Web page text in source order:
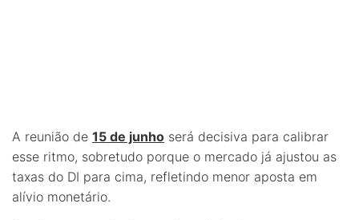
A reunião de 15 de junho será decisiva para calibrar
esse ritmo, sobretudo porque o mercado já ajustou as
taxas do DI para cima, refletindo menor aposta em
alívio monetário.